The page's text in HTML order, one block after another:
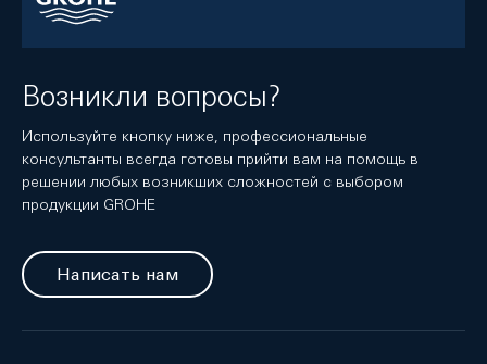
Возникли вопросы?
Используйте кнопку ниже, профессиональные
консультанты всегда готовы прийти вам на помощь в
решении любых возникших сложностей с выбором
продукции GROHE
Написать нам